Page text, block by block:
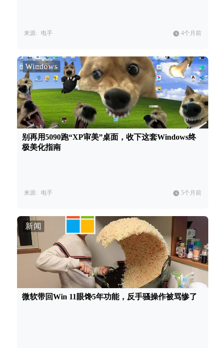
来源: 电手 4个月前
Windows
别再用5090跑“XP审美”桌面，收下这套Windows终
极美化指南
来源: 电手 5个月前
新闻
微软带回Win 11眼馋5年功能，反手骚操作被骂惨了